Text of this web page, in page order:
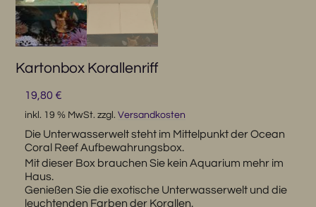
Kartonbox Korallenriff
19,80 €
inkl. 19 % MwSt. zzgl. Versandkosten
Die Unterwasserwelt steht im Mittelpunkt der Ocean
Coral Reef Aufbewahrungsbox.
Mit dieser Box brauchen Sie kein Aquarium mehr im
Haus.
Genießen Sie die exotische Unterwasserwelt und die
leuchtenden Farben der Korallen.